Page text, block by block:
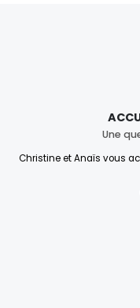
Une
Christine et Anaïs vous